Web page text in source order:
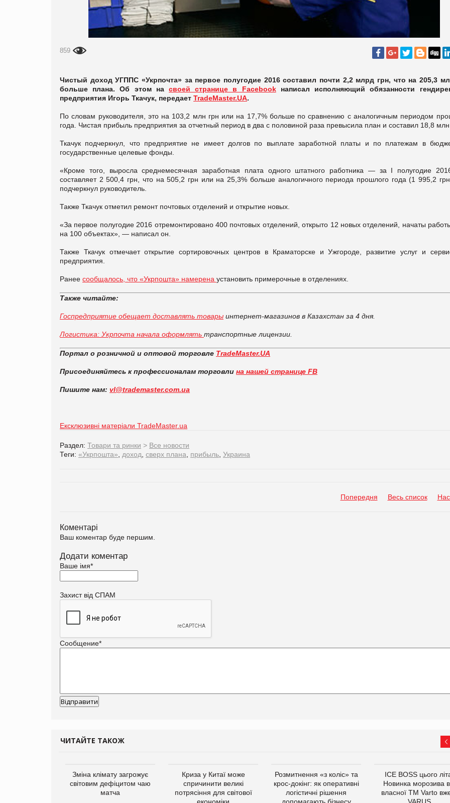
859
Чистый доход УГППС «Укрпочта» за первое полугодие 2016 составил почти 2,2 млрд грн, что на 205,3
больше плана. Об этом насвоей странице в Facebookнаписал исполняющий обязанности
предприятия Игорь Ткачук, передает TradeMaster.UA.
По словам руководителя, это на 103,2 млн грн или на 17,7% больше по сравнению с аналогичным периодом
года. Чистая прибыль предприятия за отчетный период в два с половиной раза превысила план и составил 18,8 млн
Ткачук подчеркнул, что предприятие не имеет долгов по выплате заработной платы и по платежам в
государственные целевые фонды.
«Кроме того, выросла среднемесячная заработная плата одного штатного работника — за I полугодие
составляет 2 500,4 грн, что на 505,2 грн или на 25,3% больше аналогичного периода прошлого года (1 995,2
подчеркнул руководитель.
Также Ткачук отметил ремонт почтовых отделений и открытие новых.
«За первое полугодие 2016 отремонтировано 400 почтовых отделений, открыто 12 новых отделений, начаты
на 100 объектах», — написал он.
Также Ткачук отмечает открытие сортировочных центров в Краматорске и Ужгороде, развитие услуг и
предприятия.
Ранее сообщалось, что «Укрпошта» намерена установить примерочные в отделениях.
Также читайте:
Госпредприятие обещает доставлять товары интернет-магазинов в Казахстан за 4 дня.
Логистика: Укрпочта начала оформлять транспортные лицензии.
Портал о розничной и оптовой торговле TradeMaster.UA
Присоединяйтесь к профессионалам торговли на нашей странице FB
Пишите нам: vl@trademaster.com.ua
Ексклюзивні матеріали TradeMaster.ua
Раздел: Товари та ринки > Все новости
Теги: «Укрпошта» доход сверх плана прибыль Украина
Попередня Весь список
Коментарі
Ваш коментар буде першим.
Додати коментар
Ваше імя*
Захист від СПАМ
Сообщение*
ЧИТАЙТЕ ТАКОЖ
Зміна клімату загрожує
світовим дефіцитом чаю
матча
Криза у Китаї може
спричинити великі
потрясіння для світової
Розмитнення «з коліс» та
крос-докінг: як оперативні
логістичні рішення
ICE BOSS цього
Новинка морозива
власної ТМ Varto